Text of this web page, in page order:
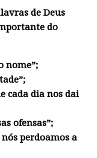
de Deus
do
nome”;
cada dia nos dai
ofensas”;
perdoamos a